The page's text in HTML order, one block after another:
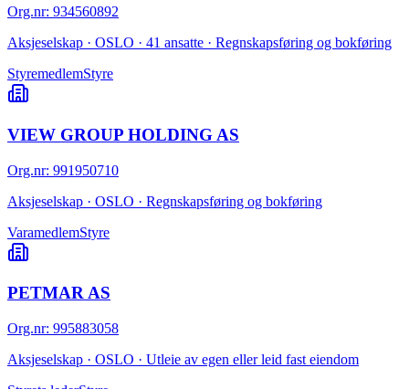
Org.nr: 934560892
Aksjeselskap · OSLO · 41 ansatte · Regnskapsføring og bokføring
StyremedlemStyre
VIEW GROUP HOLDING AS
Org.nr: 991950710
Aksjeselskap · OSLO · Regnskapsføring og bokføring
VaramedlemStyre
PETMAR AS
Org.nr: 995883058
Aksjeselskap · OSLO · Utleie av egen eller leid fast eiendom